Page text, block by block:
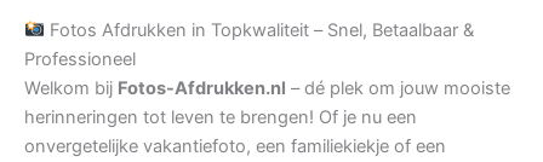
Fotos Afdrukken in Topkwaliteit – Snel, Betaalbaar &
Professioneel
Welkom bij Fotos-Afdrukken.nl – dé plek om jouw mooiste
herinneringen tot leven te brengen! Of je nu een
onvergetelijke vakantiefoto, een familiekiekje of een